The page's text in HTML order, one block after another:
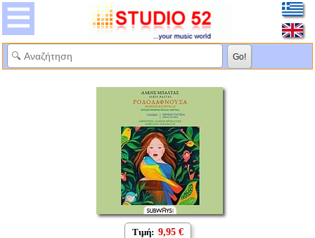
Τιμή: 9,95 €